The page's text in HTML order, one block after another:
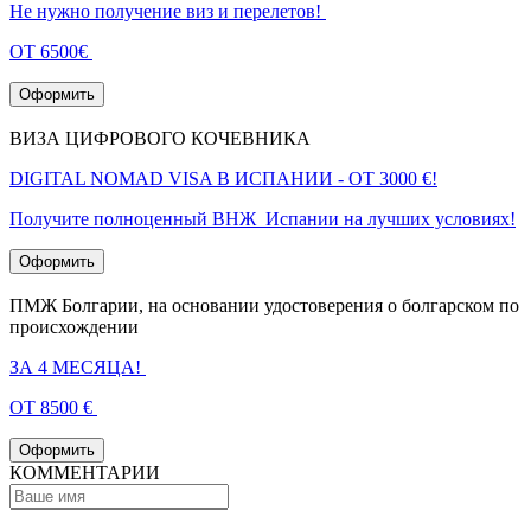
Не нужно получение виз и перелетов!
ОТ 6500€
Оформить
ВИЗА ЦИФРОВОГО КОЧЕВНИКА
DIGITAL NOMAD VISA В ИСПАНИИ - ОТ 3000 €!
Получите полноценный ВНЖ Испании на лучших условиях!
Оформить
ПМЖ Болгарии, на основании удостоверения о болгарском по
происхождении
ЗА 4 МЕСЯЦА!
ОТ 8500 €
Оформить
КОММЕНТАРИИ